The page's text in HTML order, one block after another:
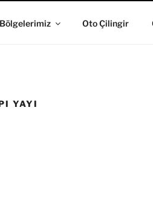
Oto Çilingir
YAYI